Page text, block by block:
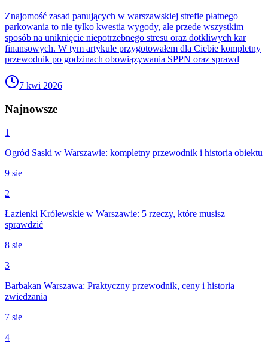
Znajomość zasad panujących w warszawskiej strefie płatnego
parkowania to nie tylko kwestia wygody, ale przede wszystkim
sposób na uniknięcie niepotrzebnego stresu oraz dotkliwych kar
finansowych. W tym artykule przygotowałem dla Ciebie kompletny
przewodnik po godzinach obowiązywania SPPN oraz sprawd
7 kwi 2026
Najnowsze
1
Ogród Saski w Warszawie: kompletny przewodnik i historia obiektu
9 sie
2
Łazienki Królewskie w Warszawie: 5 rzeczy, które musisz
sprawdzić
8 sie
3
Barbakan Warszawa: Praktyczny przewodnik, ceny i historia
zwiedzania
7 sie
4